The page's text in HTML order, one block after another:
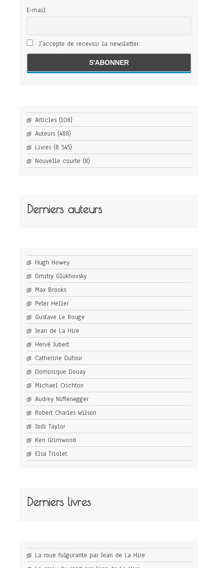
E-mail
J'accepte de recevoir la newsletter.
Articles (108)
Auteurs (488)
Livres (8 545)
Nouvelle courte (8)
Derniers auteurs
Hugh Howey
Dmitry Glukhovsky
Max Brooks
Peter Heller
Gustave Le Rouge
Jean de La Hire
Hervé Jubert
Catherine Dufour
Dominique Douay
Michael Crichton
Audrey Niffenegger
Robert Charles Wilson
Jodi Taylor
Ken Grimwood
Elsa Triolet
Derniers livres
La roue fulgurante par Jean de La Hire